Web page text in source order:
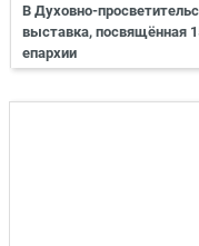
В Духовно-
выставка, посвящённая
епархии